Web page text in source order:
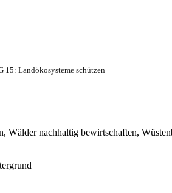
15: Landökosysteme schützen
nachhaltig bewirtschaften,